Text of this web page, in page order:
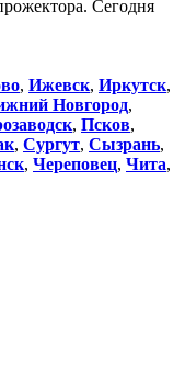
Сегодня
, Ижевск, Иркутск,
Новгород,
, Псков,
, Сургут, Сызрань,
, Череповец, Чита,